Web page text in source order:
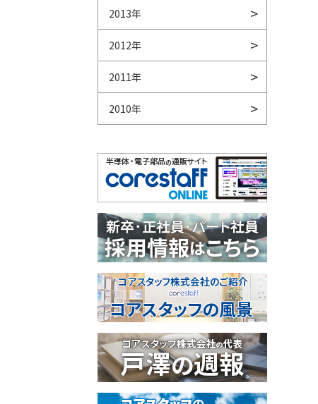
2013年
2012年
2011年
2010年